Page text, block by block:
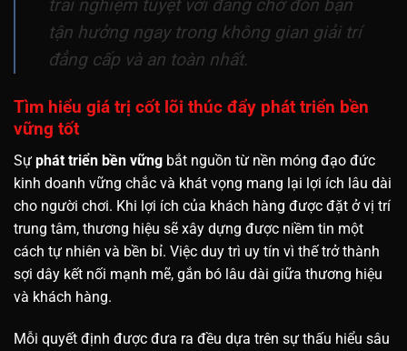
trải nghiệm tuyệt vời đang chờ đón bạn
tận hưởng ngay trong không gian giải trí
đẳng cấp và an toàn nhất.
Tìm hiểu giá trị cốt lõi thúc đẩy phát triển bền
vững tốt
Sự phát triển bền vững bắt nguồn từ nền móng đạo đức
kinh doanh vững chắc và khát vọng mang lại lợi ích lâu dài
cho người chơi. Khi lợi ích của khách hàng được đặt ở vị trí
trung tâm, thương hiệu sẽ xây dựng được niềm tin một
cách tự nhiên và bền bỉ. Việc duy trì uy tín vì thế trở thành
sợi dây kết nối mạnh mẽ, gắn bó lâu dài giữa thương hiệu
và khách hàng.
Mỗi quyết định được đưa ra đều dựa trên sự thấu hiểu sâu